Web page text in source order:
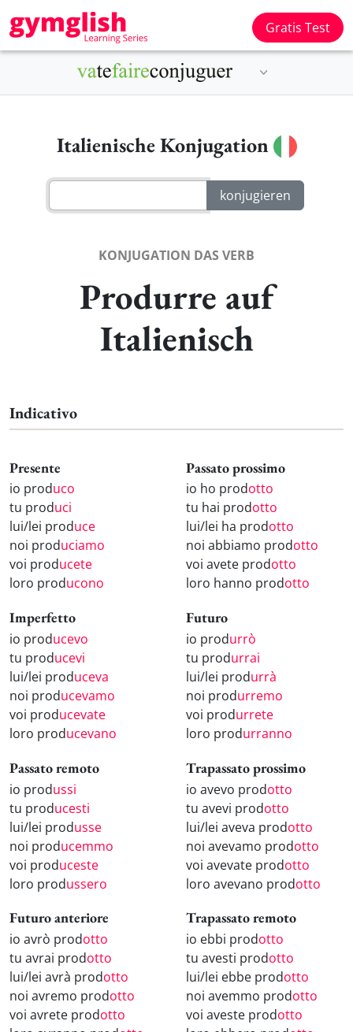
Gratis Test
Italienische Konjugation
KONJUGATION DAS VERB
Produrre auf
Italienisch
Indicativo
Presente
io produco
tu produci
lui/lei produce
noi produciamo
voi producete
loro producono
Passato prossimo
io ho prodotto
tu hai prodotto
lui/lei ha prodotto
noi abbiamo prodotto
voi avete prodotto
loro hanno prodotto
Imperfetto
io producevo
tu producevi
lui/lei produceva
noi producevamo
voi producevate
loro producevano
Futuro
io produrrò
tu produrrai
lui/lei produrrà
noi produrremo
voi produrrete
loro produrranno
Passato remoto
io produssi
tu producesti
lui/lei produsse
noi producemmo
voi produceste
loro produssero
Trapassato prossimo
io avevo prodotto
tu avevi prodotto
lui/lei aveva prodotto
noi avevamo prodotto
voi avevate prodotto
loro avevano prodotto
Futuro anteriore
io avrò prodotto
tu avrai prodotto
lui/lei avrà prodotto
noi avremo prodotto
voi avrete prodotto
Trapassato remoto
io ebbi prodotto
tu avesti prodotto
lui/lei ebbe prodotto
noi avemmo prodotto
voi aveste prodotto